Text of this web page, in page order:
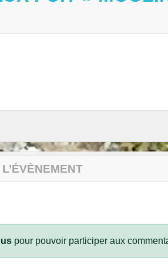
pour pouvoir participer aux